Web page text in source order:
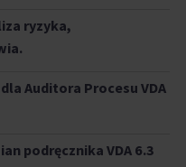
ryzyka,
Auditora Procesu VDA
podręcznika VDA 6.3